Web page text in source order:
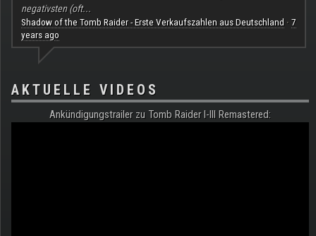
negativsten (oft...
Shadow of the Tomb Raider - Erste Verkaufszahlen aus Deutschland · 7
years ago
AKTUELLE VIDEOS
Ankündigungstrailer zu Tomb Raider I-III Remastered: